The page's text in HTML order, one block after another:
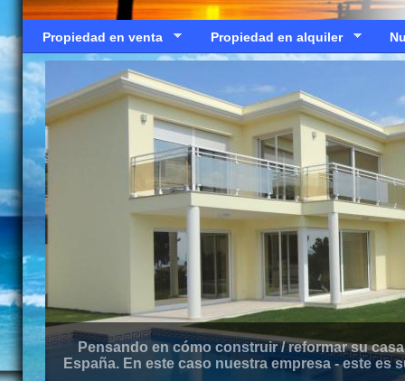
Propiedad en venta Propiedad en alquiler
Pensando en cómo construir / reformar su
España. En este caso nuestra empresa - este es